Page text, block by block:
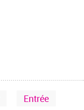
Entrée